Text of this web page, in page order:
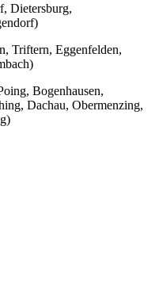
Dietersburg,
Triftern, Eggenfelden,
Bogenhausen,
Dachau, Obermenzing,